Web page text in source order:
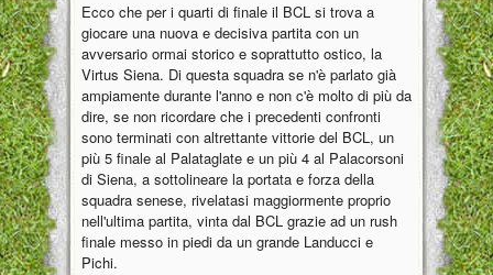
Ecco che per i quarti di finale il BCL si trova a
giocare una nuova e decisiva partita con un
avversario ormai storico e soprattutto ostico, la
Virtus Siena. Di questa squadra se n'è parlato già
ampiamente durante l'anno e non c'è molto di più da
dire, se non ricordare che i precedenti confronti
sono terminati con altrettante vittorie del BCL, un
più 5 finale al Palataglate e un più 4 al Palacorsoni
di Siena, a sottolineare la portata e forza della
squadra senese, rivelatasi maggiormente proprio
nell'ultima partita, vinta dal BCL grazie ad un rush
finale messo in piedi da un grande Landucci e
Pichi.